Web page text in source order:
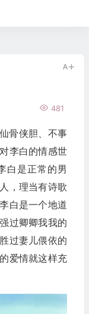
481
骨侠胆、不事
李白的情感世
白是正常的男
，理当有诗歌
白是一个地道
过卿卿我我的
过妻儿偎依的
爱情就这样充